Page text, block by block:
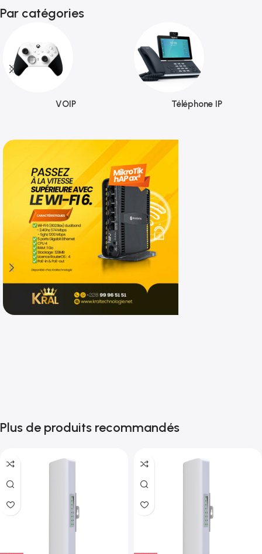
Par catégories
VOIP Téléphone IP
Plus de produits recommandés